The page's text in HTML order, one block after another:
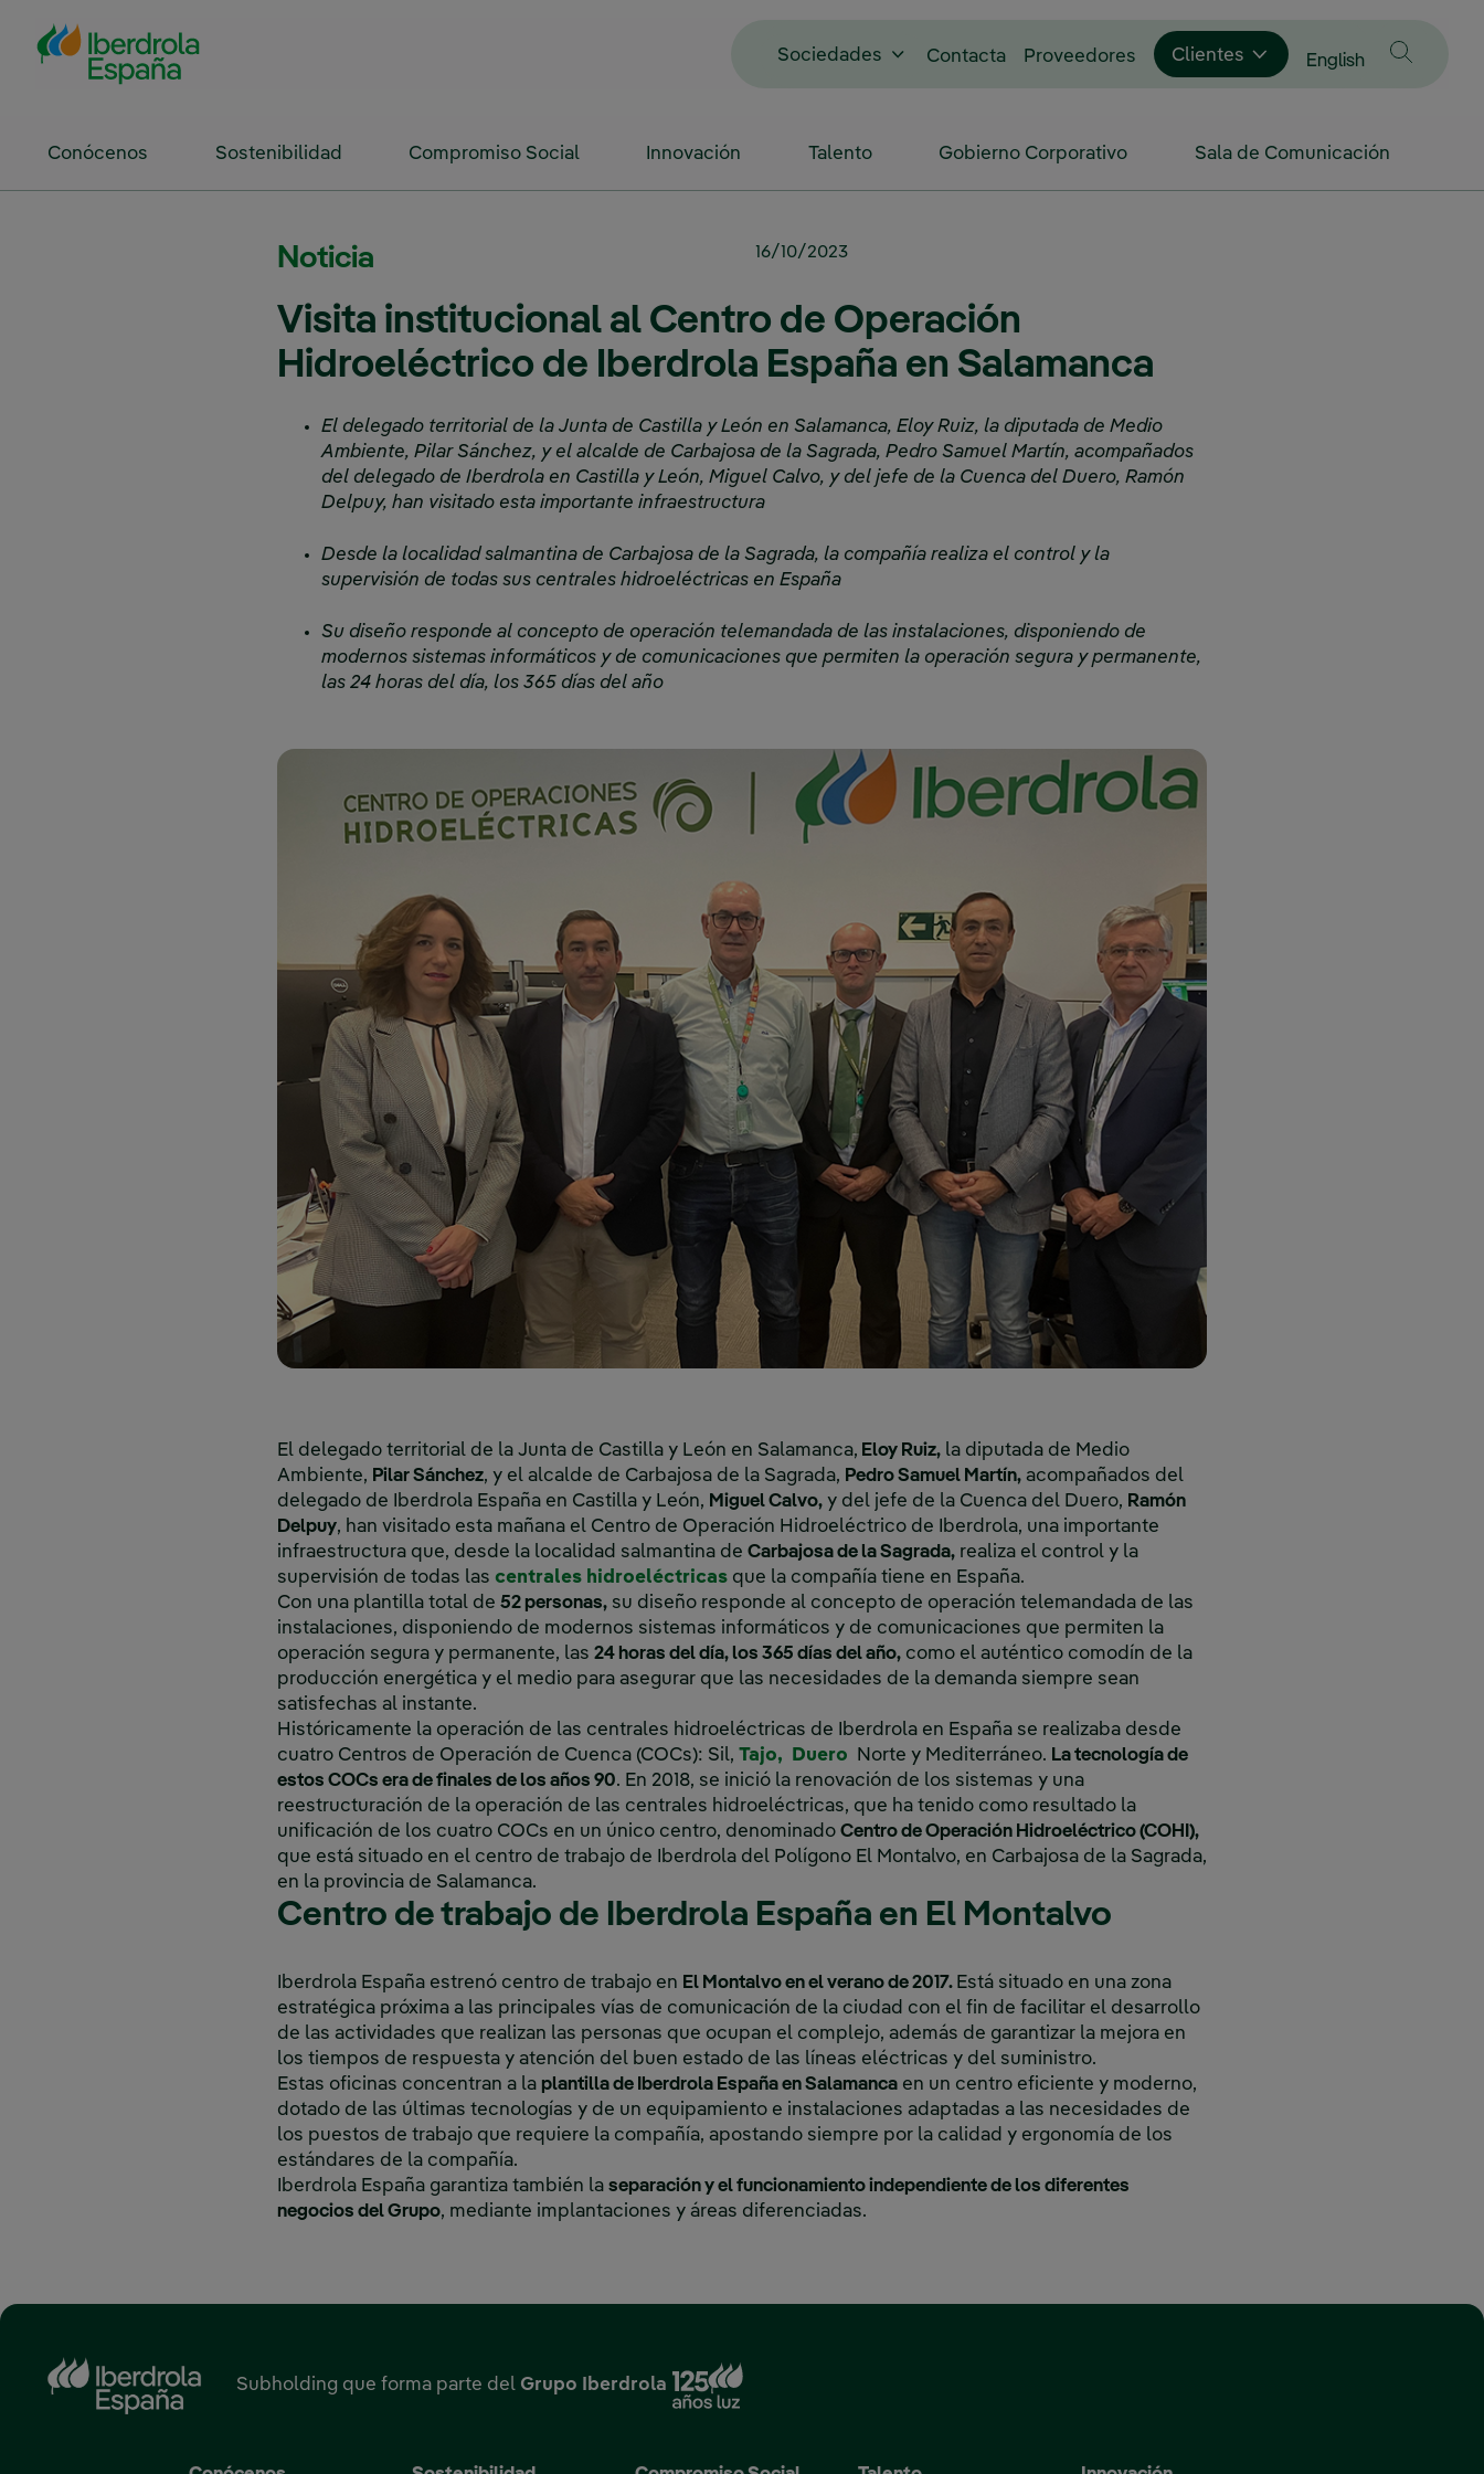
Saltar al contenido principal
Sociedades Contacta ProveedoresEnlace externo, se abre en ventana
Clientes Cambiar idioma a
English
Conócenos Sostenibilidad Compromiso Social Innovación Talento Gobierno Corporativo Sala de Comunicación
Noticia 16/10/2023
Visita institucional al Centro de Operación
Hidroeléctrico de Iberdrola España en Salamanca
El delegado territorial de la Junta de Castilla y León en Salamanca, Eloy Ruiz, la diputada de Medio
Ambiente, Pilar Sánchez, y el alcalde de Carbajosa de la Sagrada, Pedro Samuel Martín, acompañados
del delegado de Iberdrola en Castilla y León, Miguel Calvo, y del jefe de la Cuenca del Duero, Ramón
Delpuy, han visitado esta importante infraestructura
Desde la localidad salmantina de Carbajosa de la Sagrada, la compañía realiza el control y la
supervisión de todas sus centrales hidroeléctricas en España
Su diseño responde al concepto de operación telemandada de las instalaciones, disponiendo de
modernos sistemas informáticos y de comunicaciones que permiten la operación segura y permanente,
las 24 horas del día, los 365 días del año
El delegado territorial de la Junta de Castilla y León en Salamanca, Eloy Ruiz, la diputada de Medio
Ambiente, Pilar Sánchez, y el alcalde de Carbajosa de la Sagrada, Pedro Samuel Martín, acompañados del
delegado de Iberdrola España en Castilla y León, Miguel Calvo, y del jefe de la Cuenca del Duero, Ramón
Delpuy, han visitado esta mañana el Centro de Operación Hidroeléctrico de Iberdrola, una importante
infraestructura que, desde la localidad salmantina de Carbajosa de la Sagrada, realiza el control y la
supervisión de todas las centrales hidroeléctricas que la compañía tiene en España.
Con una plantilla total de 52 personas, su diseño responde al concepto de operación telemandada de las
instalaciones, disponiendo de modernos sistemas informáticos y de comunicaciones que permiten la
operación segura y permanente, las 24 horas del día, los 365 días del año, como el auténtico comodín de la
producción energética y el medio para asegurar que las necesidades de la demanda siempre sean
satisfechas al instante.
Históricamente la operación de las centrales hidroeléctricas de Iberdrola en España se realizaba desde
cuatro Centros de Operación de Cuenca (COCs): Sil, Tajo, Enlace externo, se abre en ventana nueva.
Duero Enlace externo, se abre en ventana nueva.
Norte y Mediterráneo. La tecnología de
estos COCs era de finales de los años 90. En 2018, se inició la renovación de los sistemas y una
reestructuración de la operación de las centrales hidroeléctricas, que ha tenido como resultado la
unificación de los cuatro COCs en un único centro, denominado Centro de Operación Hidroeléctrico (COHI),
que está situado en el centro de trabajo de Iberdrola del Polígono El Montalvo, en Carbajosa de la Sagrada,
en la provincia de Salamanca.
Centro de trabajo de Iberdrola España en El Montalvo
Iberdrola España estrenó centro de trabajo en El Montalvo en el verano de 2017. Está situado en una zona
estratégica próxima a las principales vías de comunicación de la ciudad con el fin de facilitar el desarrollo
de las actividades que realizan las personas que ocupan el complejo, además de garantizar la mejora en
los tiempos de respuesta y atención del buen estado de las líneas eléctricas y del suministro.
Estas oficinas concentran a la plantilla de Iberdrola España en Salamanca en un centro eficiente y moderno,
dotado de las últimas tecnologías y de un equipamiento e instalaciones adaptadas a las necesidades de
los puestos de trabajo que requiere la compañía, apostando siempre por la calidad y ergonomía de los
estándares de la compañía.
Iberdrola España garantiza también la separación y el funcionamiento independiente de los diferentes
negocios del Grupo, mediante implantaciones y áreas diferenciadas.
Subholding que forma parte del Grupo Iberdrola Enlace externo, se abre en ventana nueva.